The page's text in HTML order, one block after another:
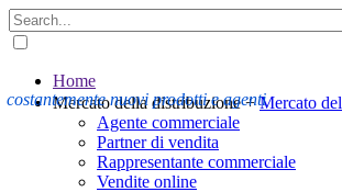
costantemente nuovi prodotti e agenti
Home
Mercato della distribuzione + Mercato
Agente commerciale
Partner di vendita
Rappresentante commerciale
Vendite online